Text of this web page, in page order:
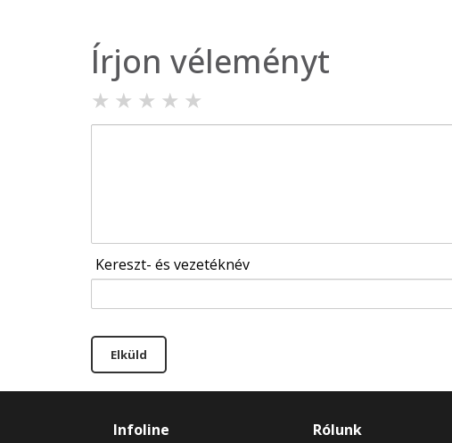
Írjon véleményt
★ ★ ★ ★ ★
Kereszt- és vezetéknév
Elküld
Infoline Rólunk